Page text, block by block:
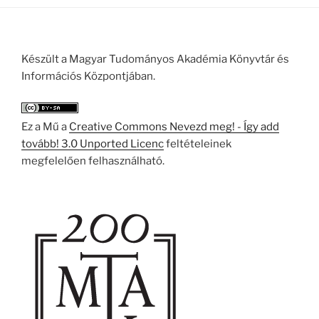
Készült a Magyar Tudományos Akadémia Könyvtár és
Információs Központjában.
Ez a Mű a Creative Commons Nevezd meg! - Így add
tovább! 3.0 Unported Licencfeltételeinek
megfelelően felhasználható.